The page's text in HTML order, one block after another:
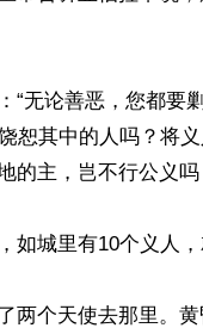
“无论善恶，您都要
恕其中的人吗？将
的主，岂不行公义吗
如城里有10个义人
两个天使去那里。